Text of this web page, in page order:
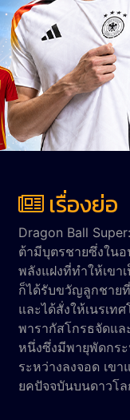
เรื่องย่อ
Dragon Ball
ต้ามีบุตรชายซึ่งในอ
พลังแฝงที่ทำให้เขา
ก็ได้รับขวัญลูกชายที่
และได้สั่งให้เนรเท
พารากัสโกรธจัดแ
หนึ่งซึ่งมีพายุพัดกระ
ระหว่างลงจอด เข
ยุคปัจจุบันบนดาวโ